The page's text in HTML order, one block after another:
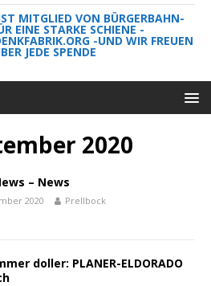
MITGLIED VON BÜRGERBAHN-
EINE STARKE SCHIENE -
-UND WIR FREUEN
JEDE SPENDE
2020
– News
2020 Prellbock
doller: PLANER-ELDORADO